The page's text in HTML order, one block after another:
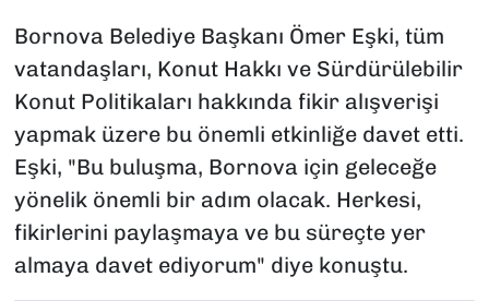
Bornova Belediye Başkanı Ömer Eşki, tüm
vatandaşları, Konut Hakkı ve Sürdürülebilir
Konut Politikaları hakkında fikir alışverişi
yapmak üzere bu önemli etkinliğe davet etti.
Eşki, "Bu buluşma, Bornova için geleceğe
yönelik önemli bir adım olacak. Herkesi,
fikirlerini paylaşmaya ve bu süreçte yer
almaya davet ediyorum" diye konuştu.